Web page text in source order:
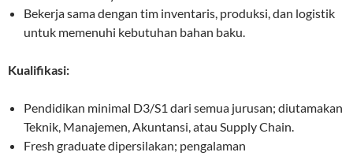
Bekerja sama dengan tim inventaris, produksi, dan logistik
untuk memenuhi kebutuhan bahan baku.
Kualifikasi:
Pendidikan minimal D3/S1 dari semua jurusan; diutamakan
Teknik, Manajemen, Akuntansi, atau Supply Chain.
Fresh graduate dipersilakan; pengalaman